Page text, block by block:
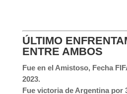
ÚLTIMO
ENTRE AMBOS
Fue en el Amistoso, Fecha
2023.
Fue victoria de Argentina por